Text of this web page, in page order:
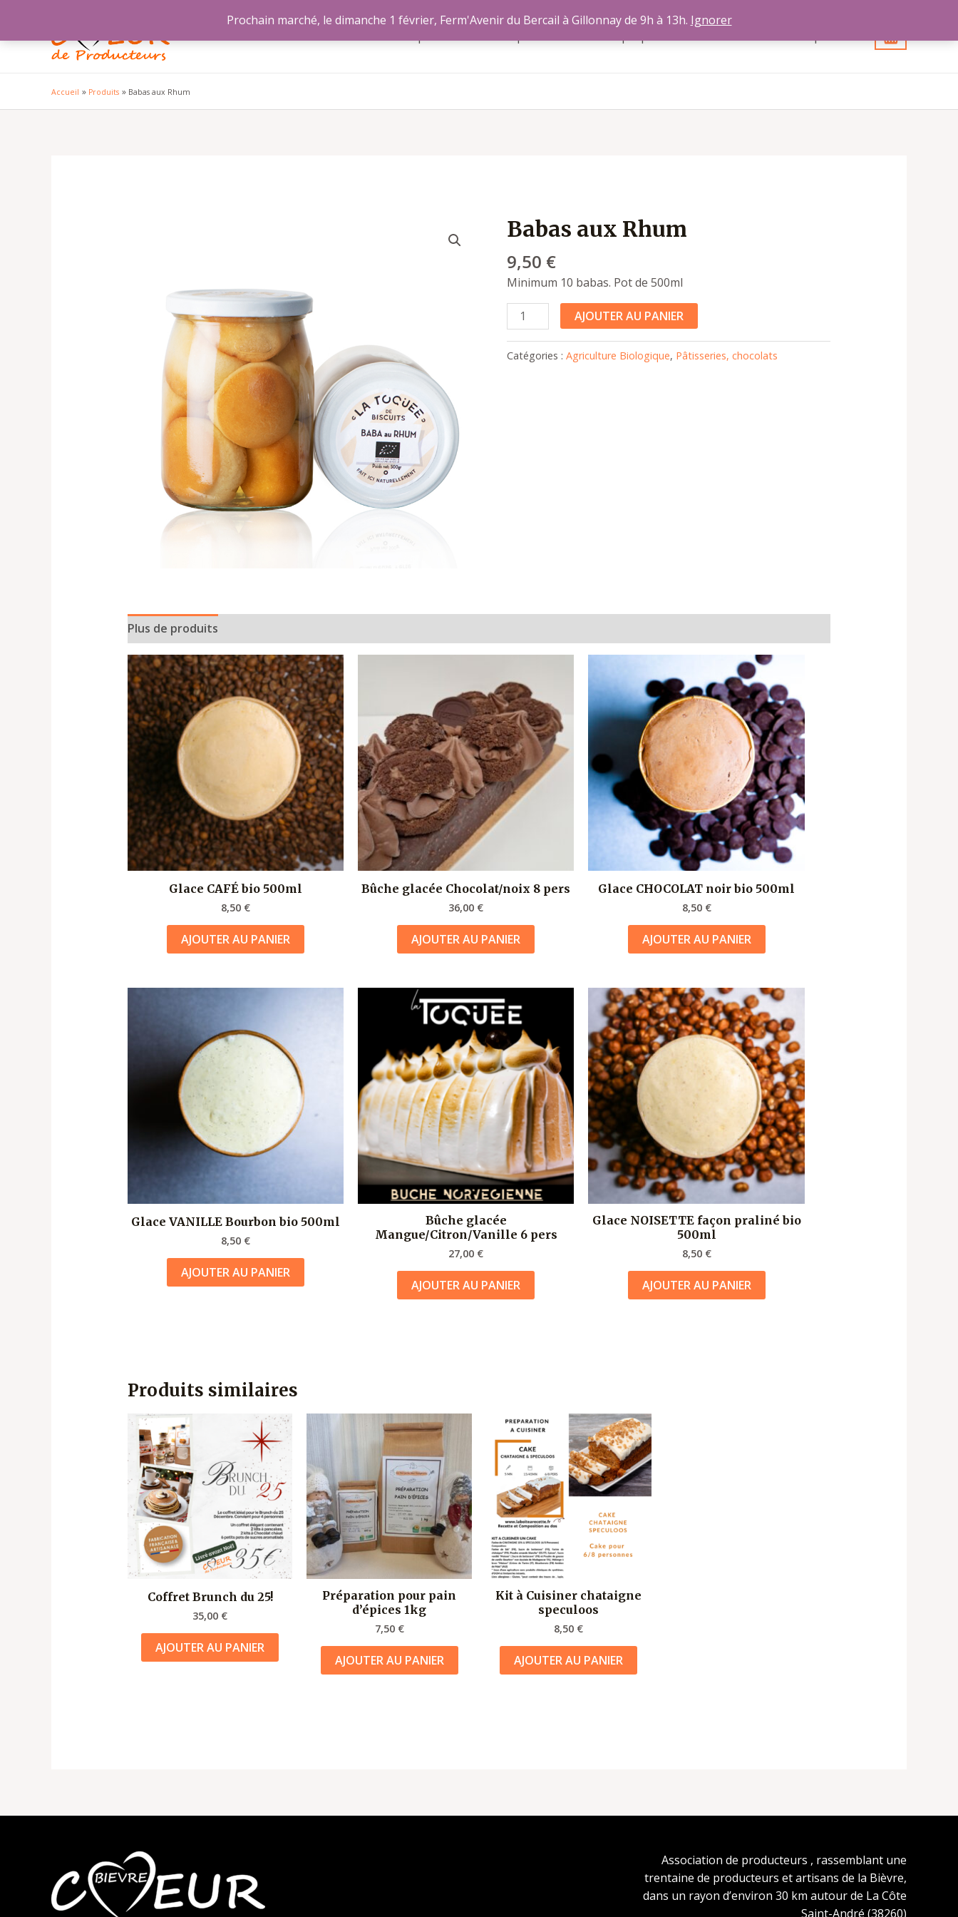
contenu
Accueil Produits Babas aux Rhum
Babas aux Rhum
9,50 €
Minimum 10 babas. Pot de 500ml
quantité
de
Babas
aux
AJOUTER AU PANIER
Catégories :Agriculture Biologique, Pâtisseries, chocolats
Plus de produits
Glace CAFÉ bio 500ml
8,50 €
AJOUTER AU PANIER
Bûche glacée Chocolat/noix 8 pers
36,00 €
AJOUTER AU PANIER
Glace CHOCOLAT noir bio 500ml
8,50 €
AJOUTER AU PANIER
Glace VANILLE Bourbon bio 500ml
8,50 €
AJOUTER AU PANIER
Bûche glacée
Mangue/Citron/Vanille 6 pers
27,00 €
AJOUTER AU PANIER
Glace NOISETTE façon praliné bio
500ml
8,50 €
AJOUTER AU PANIER
Produits similaires
Coffret Brunch du 25!
35,00 €
AJOUTER AU PANIER
Préparation pour pain
d’épices 1kg
7,50 €
AJOUTER AU PANIER
Kit à Cuisiner chataigne
speculoos
8,50 €
AJOUTER AU PANIER
Association de producteurs , rassemblant une
trentaine de producteurs et artisans de la Bièvre,
dans un rayon d’environ 30 km autour de La Côte
Saint-André (38260)
Prochain marché, le dimanche 1 février, Ferm'Avenir du Bercail à Gillonnay de 9h à 13h. Ignorer